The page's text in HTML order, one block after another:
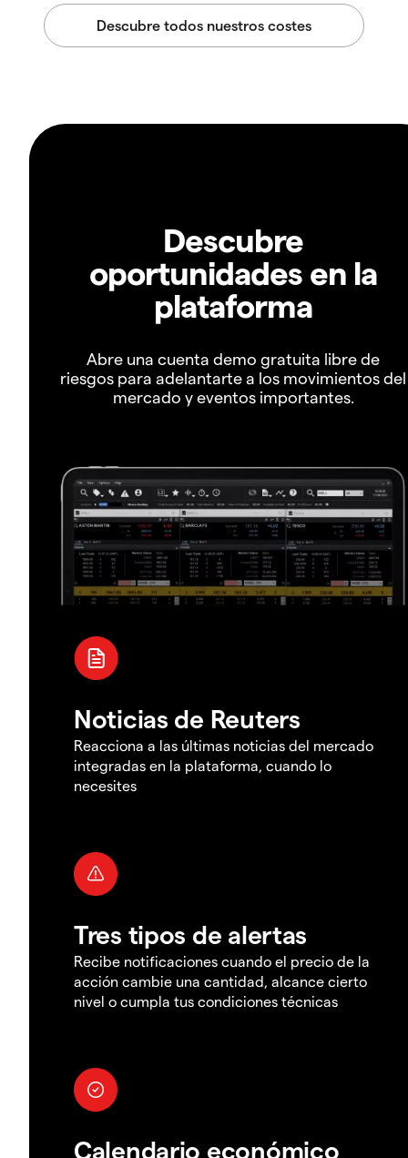
Descubre
oportunidades en la
plataforma
Abre una cuenta demo gratuita libre de
riesgos para adelantarte a los movimientos del
mercado y eventos importantes.
Noticias de Reuters
Reacciona a las últimas noticias del mercado
integradas en la plataforma, cuando lo
necesites
Tres tipos de alertas
Recibe notificaciones cuando el precio de la
acción cambie una cantidad, alcance cierto
nivel o cumpla tus condiciones técnicas
Calendario económico